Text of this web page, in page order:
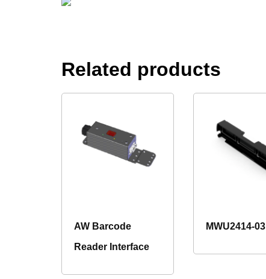
Related products
AW Barcode
Reader Interface
MWU2414-03